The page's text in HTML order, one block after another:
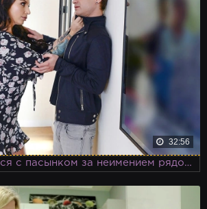
32:56
Мачеха трахается с пасынком за неимением рядом зрелого мужика